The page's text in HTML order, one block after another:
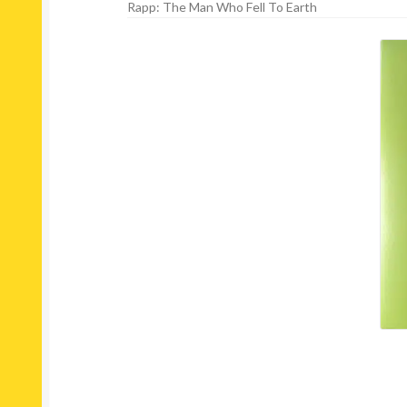
Rapp: The Man Who Fell To Earth